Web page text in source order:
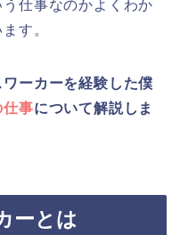
仕事なのかよくわか
す。
ーカーを経験した僕
仕事について解説しま
ーとは